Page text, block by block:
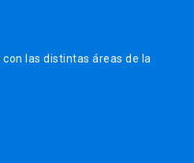
las distintas áreas de la